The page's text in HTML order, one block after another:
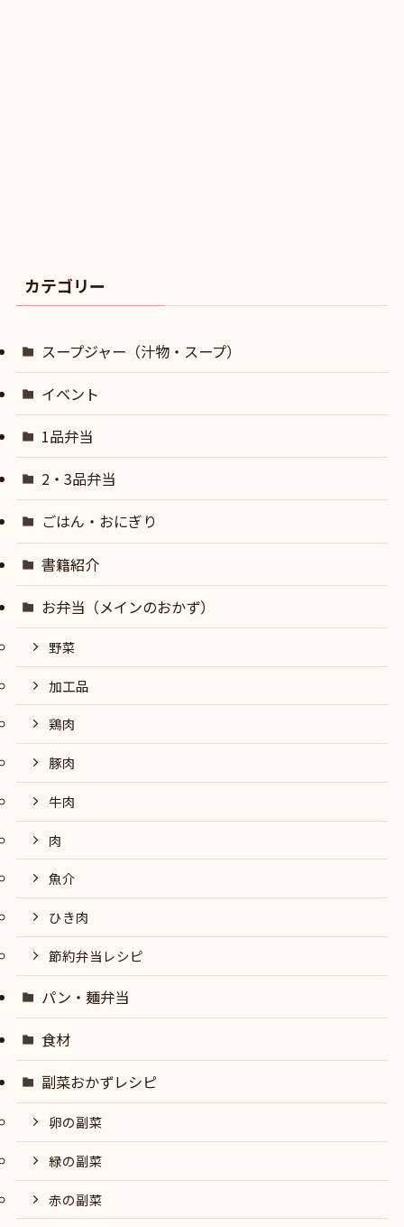
カテゴリー
スープジャー（汁物・スープ）
イベント
1品弁当
2・3品弁当
ごはん・おにぎり
書籍紹介
お弁当（メインのおかず）
野菜
加工品
鶏肉
豚肉
牛肉
肉
魚介
ひき肉
節約弁当レシピ
パン・麺弁当
食材
副菜おかずレシピ
卵の副菜
緑の副菜
赤の副菜